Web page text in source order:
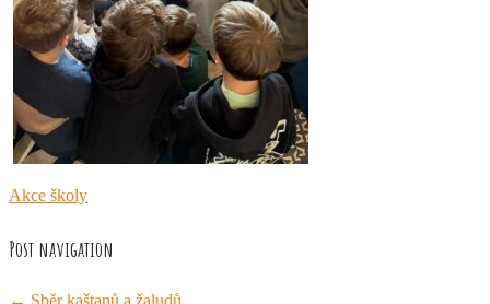
Akce školy
Post navigation